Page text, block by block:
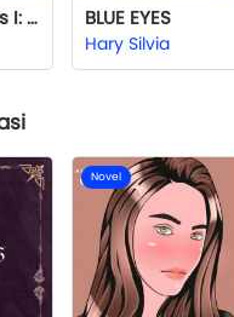
Bluebonnets I: The Flower BLUE EYES
Hary Silvia
Novel